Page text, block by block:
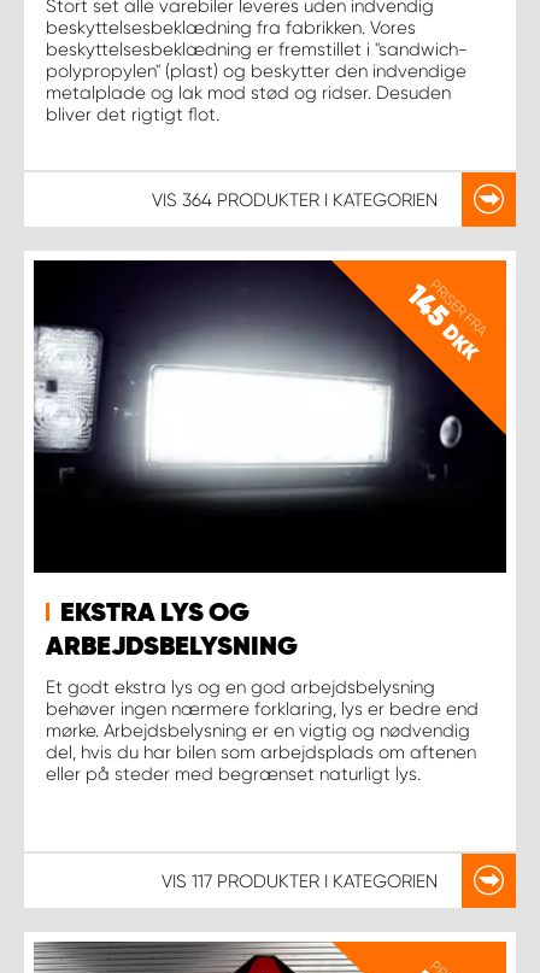
Stort set alle varebiler leveres uden indvendig
beskyttelsesbeklædning fra fabrikken. Vores
beskyttelsesbeklædning er fremstillet i "sandwich-
polypropylen" (plast) og beskytter den indvendige
metalplade og lak mod stød og ridser. Desuden
bliver det rigtigt flot.
VIS 364 PRODUKTER I KATEGORIEN
PRISER FRA
145
DKK
EKSTRA LYS OG
ARBEJDSBELYSNING
Et godt ekstra lys og en god arbejdsbelysning
behøver ingen nærmere forklaring, lys er bedre end
mørke. Arbejdsbelysning er en vigtig og nødvendig
del, hvis du har bilen som arbejdsplads om aftenen
eller på steder med begrænset naturligt lys.
VIS 117 PRODUKTER I KATEGORIEN